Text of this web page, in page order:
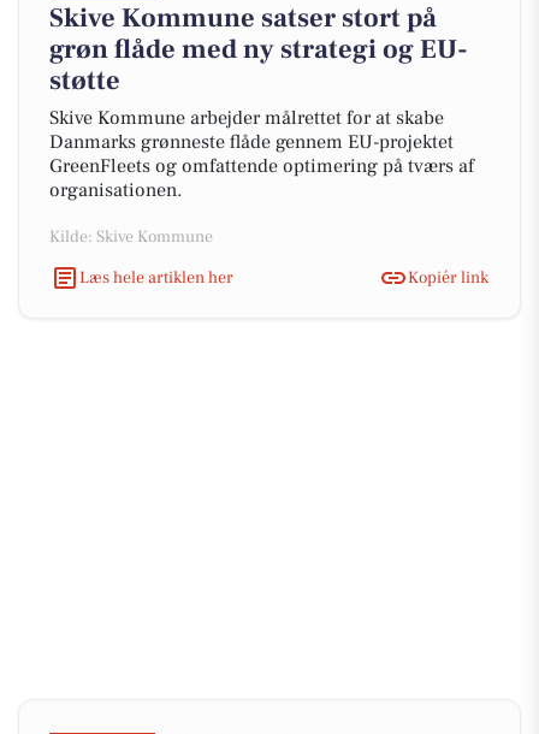
Skive Kommune satser stort på
grøn flåde med ny strategi og EU-
støtte
Skive Kommune arbejder målrettet for at skabe
Danmarks grønneste flåde gennem EU-projektet
GreenFleets og omfattende optimering på tværs af
organisationen.
Kilde: Skive Kommune
Læs hele artiklen her
Kopiér link